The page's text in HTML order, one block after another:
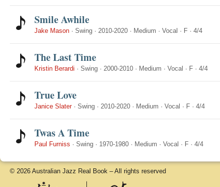
Smile Awhile
Jake Mason · Swing · 2010-2020 · Medium · Vocal · F · 4/4
The Last Time
Kristin Berardi · Swing · 2000-2010 · Medium · Vocal · F · 4/4
True Love
Janice Slater· Swing · 2010-2020 · Medium · Vocal · F · 4/4
Twas A Time
Paul Furniss · Swing · 1970-1980 · Medium · Vocal · F · 4/4
© 2026 Australian Jazz Real Book – All rights reserved